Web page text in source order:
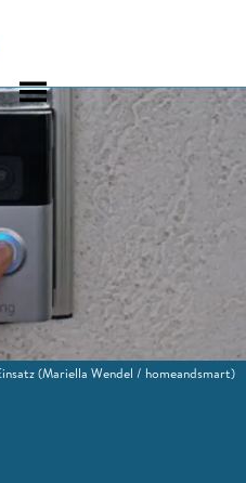
(Mariella Wendel / homeandsmart)